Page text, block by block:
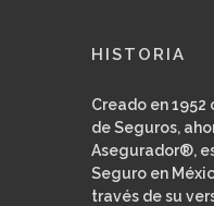
HISTORIA
Creado en
de Seguros,
Asegurador®,
Seguro en
través de su